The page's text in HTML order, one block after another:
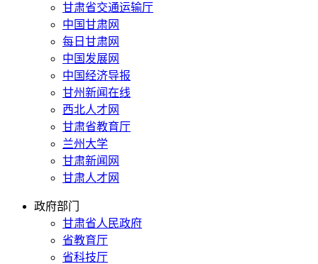
甘肃省交通运输厅
中国甘肃网
每日甘肃网
中国发展网
中国经济导报
甘州新闻在线
西北人才网
甘肃省教育厅
兰州大学
甘肃新闻网
甘肃人才网
政府部门
甘肃省人民政府
省教育厅
省科技厅